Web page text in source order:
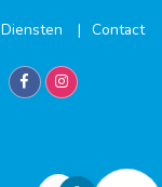
Diensten Contact